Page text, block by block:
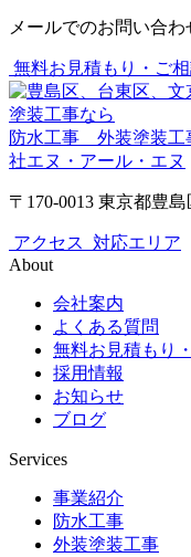
メールでのお問い合わ
無料お見積もり・ご
防水工事 外装塗装
社エヌ・アール・エヌ
〒170-0013 東京都豊
アクセス 対応エリア
About
会社案内
よくある質問
無料お見積もり
採用情報
お知らせ
ブログ
Services
事業紹介
防水工事
外装塗装工事